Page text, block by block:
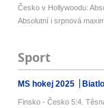
Česko v Hollywoodu:
Absolutní i srpnová
Sport
MS hokej 2025
Finsko - Česko 5:4.